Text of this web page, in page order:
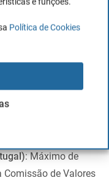
Política de Cookies
212 estão
da entidade legal
aplicam-se
pela Financial
: Máximo de
Comissão de Valores